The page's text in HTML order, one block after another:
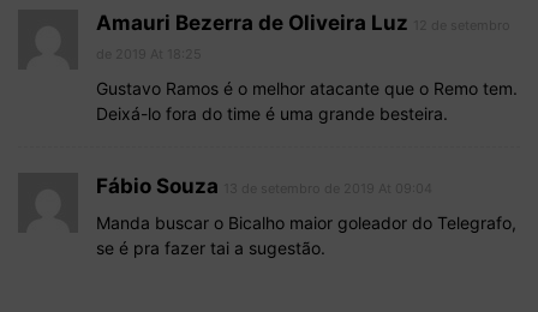
Amauri Bezerra de Oliveira Luz
Gustavo Ramos é o melhor atacante que o Remo tem.
Deixá-lo fora do time é uma grande besteira.
Fábio Souza
Manda buscar o Bicalho maior goleador do Telegrafo,
se é pra fazer tai a sugestão.